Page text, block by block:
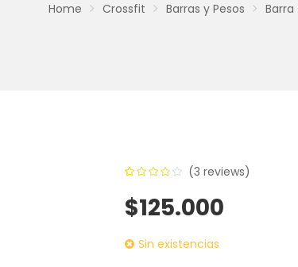
Home Crossfit Barras y Pesos
out of
on
(3 reviews)
$125.000
Sin existencias